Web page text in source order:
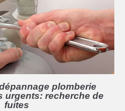
plomberie
urgents: recherche de
fuites